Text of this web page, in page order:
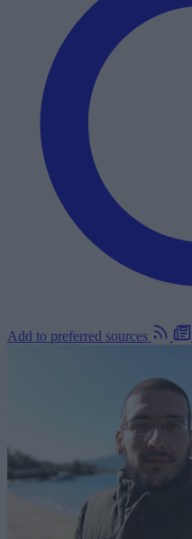
Add to preferred sources